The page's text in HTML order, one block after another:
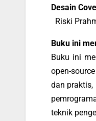
Desain
Riski
Buku ini
Buku ini
open-
dan
teknik